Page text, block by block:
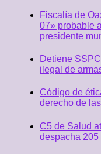
Fiscalía de
07» probable
presidente
Detiene
ilegal de
Código de
derecho de
C5 de Salud
despacha